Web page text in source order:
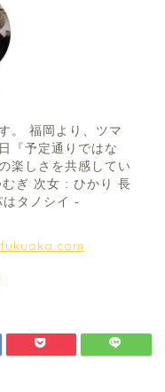
。 福岡より、ツマ
『予定通りではな
楽しさを共感してい
ぎ 次女 : ひかり 長
タノシイ -